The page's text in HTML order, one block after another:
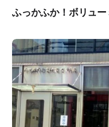
ふっかふか！ボリュ